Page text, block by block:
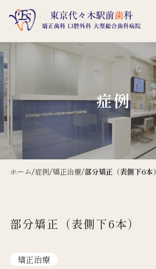
症例
ホーム/症例/矯正治療/部分矯正（表側下6本）
部分矯正（表側下6本）
矯正治療